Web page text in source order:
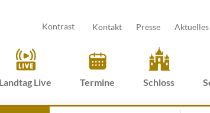
Kontrast Kontakt Presse Aktuelles
Landtag Live Termine Schloss